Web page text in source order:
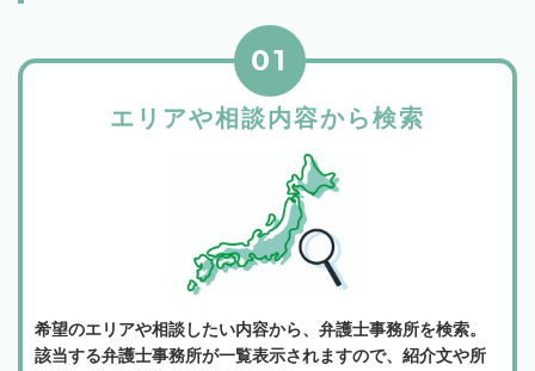
エリアや相談内容から検索
01
希望のエリアや相談したい内容から、弁護士事務所を検索。
該当する弁護士事務所が一覧表示されますので、紹介文や所